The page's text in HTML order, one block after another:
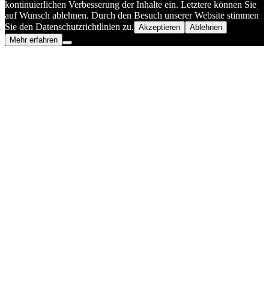
kontinuierlichen Verbesserung der Inhalte ein. Letztere können Sie
auf Wunsch ablehnen. Durch den Besuch unserer Website stimmen
Sie den Datenschutzrichtlinien zu. Akzeptieren
Ablehnen
Mehr erfahren